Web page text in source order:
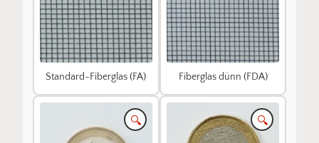
Standard-Fiberglas (FA) Fiberglas dünn (FDA)
🔍 🔍